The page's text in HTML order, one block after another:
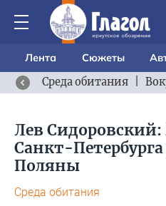
Лента Сюжеты
Среда обитания
Лев Сидоровский:
Санкт-
Поляны
Среда обитания